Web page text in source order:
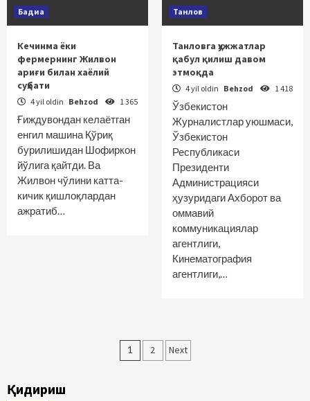
Бадиа
Кечинма ёки
фермернинг Жилвон
ариғи билан хаёлий
суҳбати
4 yil oldin Behzod 1 365
Ғиждувондан келаётган
енгил машина Қўриқ
бурилишидан Шофиркон
йўлига қайт­­ди. Ва
Жилвон чўлини катта-
кичик қиш­лоқлардан
ажратиб…
Танлов
Танловга ҳужжатлар
қабул қилиш давом
этмоқда
4 yil oldin Behzod 1 418
Ўзбекистон
Журналистлар уюшмаси,
Ўзбекистон
Республикаси
Президенти
Администрацияси
ҳузуридаги Ахборот ва
оммавий
коммуникациялар
агентлиги,
Кинематография
агентлиги,…
Maqolalar
1 2 Next
Қидириш